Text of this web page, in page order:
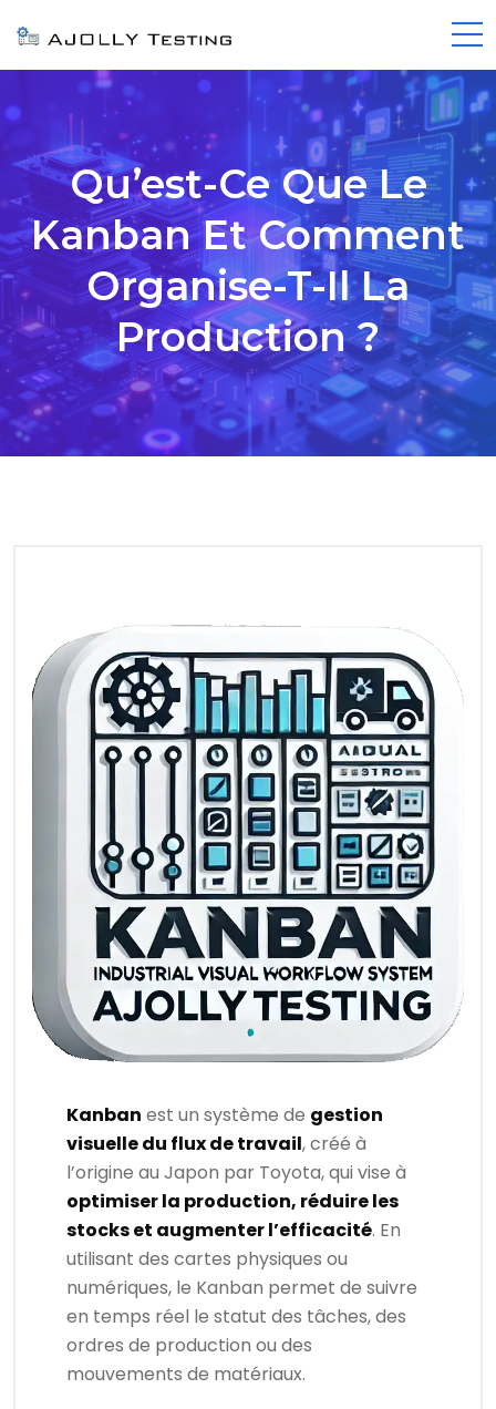
Qu’est-Ce Que Le
Kanban Et Comment
Organise-T-Il La
Production ?
Kanban est un système de gestion
visuelle du flux de travail, créé à
l’origine au Japon par Toyota, qui vise à
optimiser la production, réduire les
stocks et augmenter l’efficacité. En
utilisant des cartes physiques ou
numériques, le Kanban permet de suivre
en temps réel le statut des tâches, des
ordres de production ou des
mouvements de matériaux.